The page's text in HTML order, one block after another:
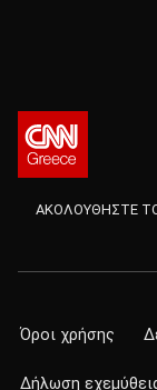
ΑΚΟΛΟΥΘΗΣΤΕ ΤΟ
Όροι χρήσης
Δήλωση